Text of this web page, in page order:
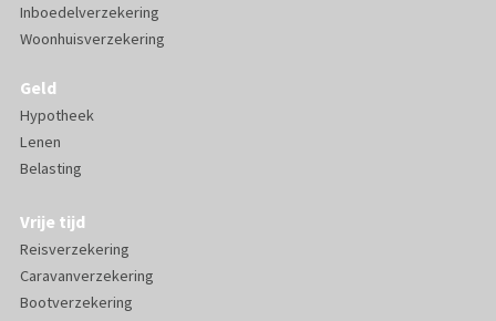
Inboedelverzekering
Woonhuisverzekering
Geld
Hypotheek
Lenen
Belasting
Vrije tijd
Reisverzekering
Caravanverzekering
Bootverzekering